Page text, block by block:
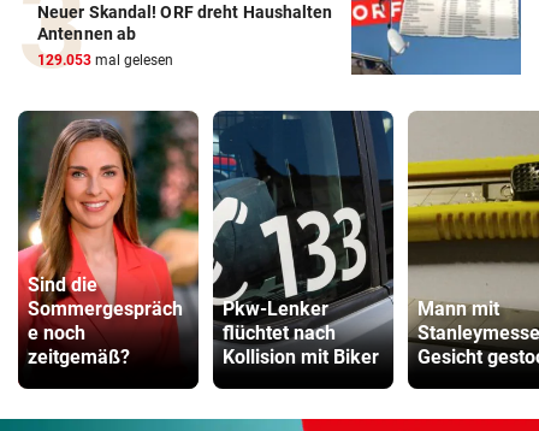
Neuer Skandal! ORF dreht Haushalten
Antennen ab
129.053 mal gelesen
Sind die
Sommergespräch
e noch
zeitgemäß?
Pkw-Lenker
flüchtet nach
Kollision mit Biker
Mann mit
Gesicht